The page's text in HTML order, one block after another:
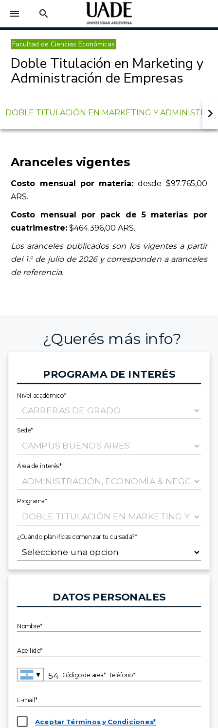
menu search
Facultad de Ciencias Económicas
Doble Titulación en Marketing y
Administración de Empresas
DOBLE TITULACIÓN EN MARKETING Y keyboard_arrow_right
Aranceles vigentes
Costo mensual por materia:desde $97.765,00
ARS.
Costo mensual por pack de 5 materias por
cuatrimestre: $464.396,00 ARS.
Los aranceles publicados son los vigentes a partir
del 1.° de julio de 2026 y corresponden a aranceles
de referencia.
¿Querés más info?
PROGRAMA DE INTERÉS
Nivel académico*
Sede*
Área de interés*
Programa*
¿Cuándo planificas comenzar tu cursada?*
DATOS PERSONALES
Nombre*
Apellido*
▼ Código de area* Teléfono*
E-mail*
Aceptar Términos y Condiciones*